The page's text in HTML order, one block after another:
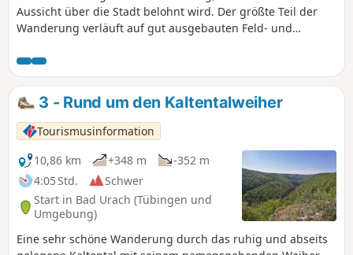
Aussicht über die Stadt belohnt wird. Der größte Teil der
Wanderung verläuft auf gut ausgebauten Feld- und
3 - Rund um den Kaltentalweiher
Tourismusinformation
10,86 km
+348 m
-352 m
4:05 Std.
Schwer
Start in Bad Urach (Tübingen und
Umgebung)
Eine sehr schöne Wanderung durch das ruhig und abseits